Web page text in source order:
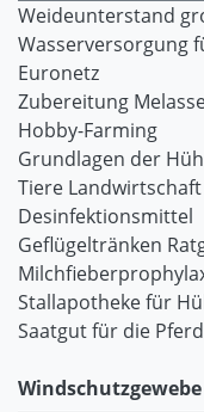
Weideunterstand
Wasserversorgung
Euronetz
Zubereitung
Hobby-Farming
Grundlagen der
Tiere Landwirtschaft
Desinfektionsmittel
Geflügeltränken
Stallapotheke für
Saatgut für die
Windschutzgewebe